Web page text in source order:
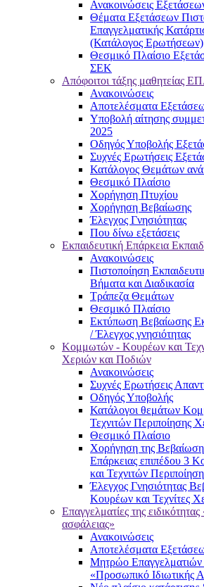
Ανακοινώσεις
Θέματα Εξετάσεων
Επαγγελματικής
(Κατάλογος Ερωτήσεων)
Θεσμικό Πλαίσιο
ΣΕΚ
Απόφοιτοι τάξης μαθητείας
Ανακοινώσεις
Αποτελέσματα
Υποβολή αίτησης
2025
Οδηγός Υποβολής
Συχνές Ερωτήσεις
Κατάλογος Θεμάτων ανά
Θεσμικό Πλαίσιο
Χορήγηση Πτυχίου
Χορήγηση Βεβαίωσης
Έλεγχος Γνησιότητας
Που δίνω εξετάσεις
Εκπαιδευτική Επάρκεια
Ανακοινώσεις
Πιστοποίηση
Βήματα και Διαδικασία
Τράπεζα Θεμάτων
Θεσμικό Πλαίσιο
Εκτύπωση Βεβαίωσης
/ Έλεγχος γνησιότητας
Κομμωτών - Κουρέων και
Χεριών και Ποδιών
Ανακοινώσεις
Συχνές Ερωτήσεις
Οδηγός Υποβολής
Κατάλογοι θεμάτων
Τεχνιτών Περιποίησης
Θεσμικό Πλαίσιο
Χορήγηση της
Επάρκειας επιπέδου 3
και Τεχνιτών
Έλεγχος Γνησιότητας
Κουρέων και Τεχνίτες
Επαγγελματίες της
ασφάλειας»
Ανακοινώσεις
Αποτελέσματα
Μητρώο Επαγγελματιών
«Προσωπικό Ιδιωτικής